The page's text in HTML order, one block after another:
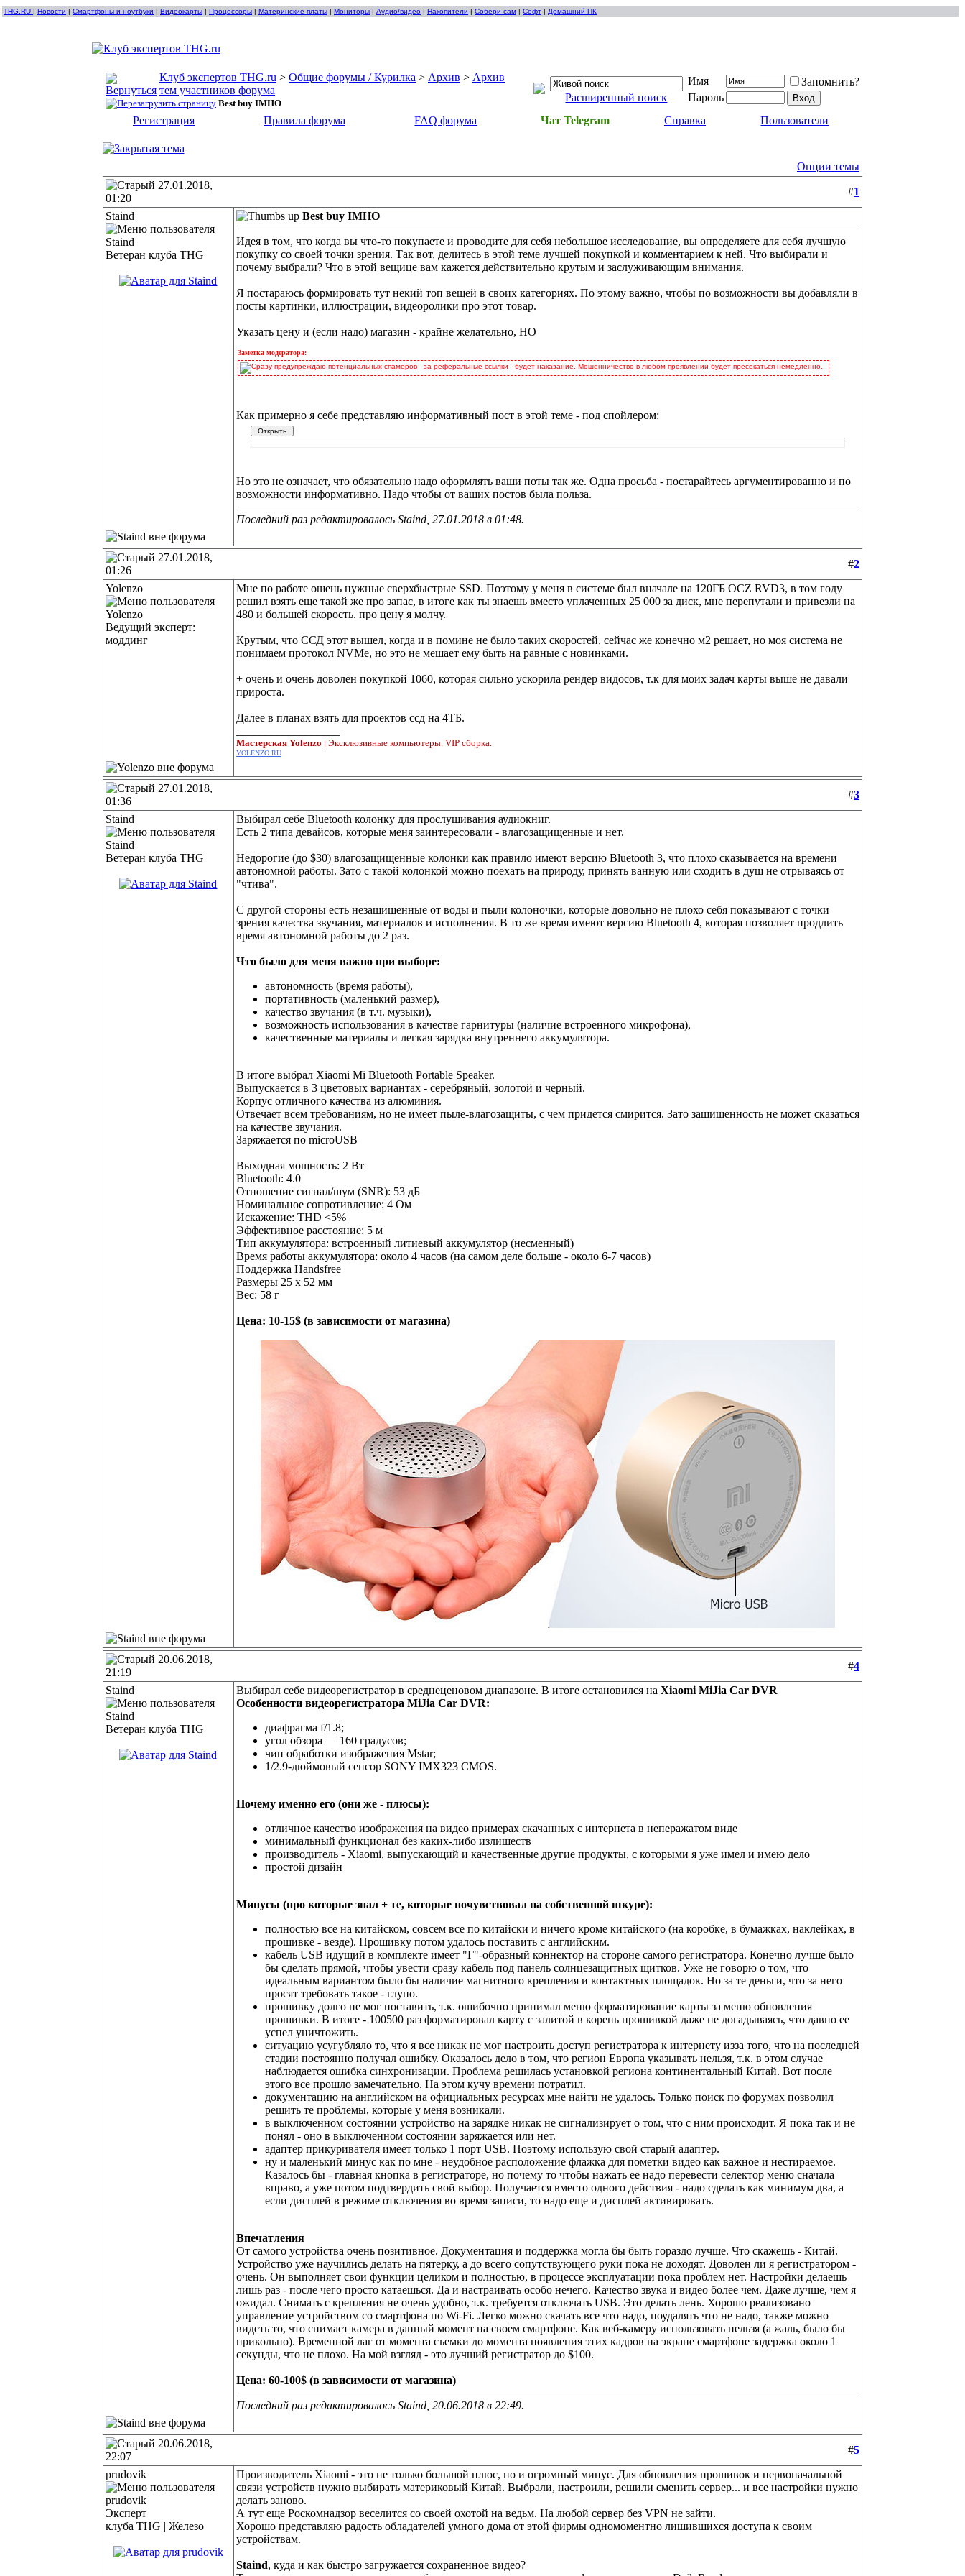
THG.RU | Новости | Смартфоны и ноутбуки | Видеокарты | Процессоры | Материнские платы | Мониторы | Аудио/видео | Накопители | Собери сам | Софт | Домашний ПК
Клуб экспертов THG.ru > Общие форумы / Курилка > Архив > Архив
тем участников форума
Best buy IMHO Расширенный поиск
Имя
Запомнить?
Пароль
Регистрация
Правила форума FAQ форума Чат Telegram Справка Пользователи
Опции темы
27.01.2018,
01:20
#1
Staind
Ветеран клуба THG
Best buy IMHO
Идея в том, что когда вы что-то покупаете и проводите для себя небольшое исследование, вы определяете для себя лучшую
покупку со своей точки зрения. Так вот, делитесь в этой теме лучшей покупкой и комментарием к ней. Что выбирали и
почему выбрали? Что в этой вещице вам кажется действительно крутым и заслуживающим внимания.
Я постараюсь формировать тут некий топ вещей в своих категориях. По этому важно, чтобы по возможности вы добавляли в
посты картинки, иллюстрации, видеоролики про этот товар.
Указать цену и (если надо) магазин - крайне желательно, НО
Заметка модератора:
Сразу предупреждаю потенциальных спамеров - за реферальные ссылки - будет наказание. Мошенничество в любом проявлении будет пресекаться немедленно.
Как примерно я себе представляю информативный пост в этой теме - под спойлером:
Но это не означает, что обязательно надо оформлять ваши поты так же. Одна просьба - постарайтесь аргументированно и по
возможности информативно. Надо чтобы от ваших постов была польза.
Последний раз редактировалось Staind, 27.01.2018 в 01:48.
27.01.2018,
01:26
#2
Yolenzo
Ведущий эксперт:
моддинг
Мне по работе ошень нужные сверхбыстрые SSD. Поэтому у меня в системе был вначале на 120ГБ OCZ RVD3, в том году
решил взять еще такой же про запас, в итоге как ты знаешь вместо уплаченных 25 000 за диск, мне перепутали и привезли на
480 и большей скорость. про цену я молчу.
Крутым, что ССД этот вышел, когда и в помине не было таких скоростей, сейчас же конечно м2 решает, но моя система не
понимаем протокол NVMe, но это не мешает ему быть на равные с новинками.
+ очень и очень доволен покупкой 1060, которая сильно ускорила рендер видосов, т.к для моих задач карты выше не давали
прироста.
Далее в планах взять для проектов ссд на 4ТБ.
Мастерская Yolenzo | Эксклюзивные компьютеры. VIP сборка.
YOLENZO.RU
27.01.2018,
01:36
#3
Staind
Ветеран клуба THG
Выбирал себе Bluetooth колонку для прослушивания аудиокниг.
Есть 2 типа девайсов, которые меня заинтересовали - влагозащищенные и нет.
Недорогие (до $30) влагозащищенные колонки как правило имеют версию Bluetooth 3, что плохо сказывается на времени
автономной работы. Зато с такой колонкой можно поехать на природу, принять ванную или сходить в душ не отрываясь от
"чтива".
С другой стороны есть незащищенные от воды и пыли колоночки, которые довольно не плохо себя показывают с точки
зрения качества звучания, материалов и исполнения. В то же время имеют версию Bluetooth 4, которая позволяет продлить
время автономной работы до 2 раз.
Что было для меня важно при выборе:
автономность (время работы),
портативность (маленький размер),
качество звучания (в т.ч. музыки),
возможность использования в качестве гарнитуры (наличие встроенного микрофона),
качественные материалы и легкая зарядка внутреннего аккумулятора.
В итоге выбрал Xiaomi Mi Bluetooth Portable Speaker.
Выпускается в 3 цветовых вариантах - серебряный, золотой и черный.
Корпус отличного качества из алюминия.
Отвечает всем требованиям, но не имеет пыле-влагозащиты, с чем придется смирится. Зато защищенность не может сказаться
на качестве звучания.
Заряжается по microUSB
Выходная мощность: 2 Вт
Bluetooth: 4.0
Отношение сигнал/шум (SNR): 53 дБ
Номинальное сопротивление: 4 Ом
Искажение: THD <5%
Эффективное расстояние: 5 м
Тип аккумулятора: встроенный литиевый аккумулятор (несменный)
Время работы аккумулятора: около 4 часов (на самом деле больше - около 6-7 часов)
Поддержка Handsfree
Размеры 25 x 52 мм
Вес: 58 г
Цена: 10-15$ (в зависимости от магазина)
20.06.2018,
21:19
#4
Staind
Ветеран клуба THG
Выбирал себе видеорегистратор в среднеценовом диапазоне. В итоге остановился на Xiaomi MiJia Car DVR
Особенности видеорегистратора MiJia Car DVR:
диафрагма f/1.8;
угол обзора — 160 градусов;
чип обработки изображения Mstar;
1/2.9-дюймовый сенсор SONY IMX323 CMOS.
Почему именно его (они же - плюсы):
отличное качество изображения на видео примерах скачанных с интернета в неперажатом виде
минимальный функционал без каких-либо излишеств
производитель - Xiaomi, выпускающий и качественные другие продукты, с которыми я уже имел и имею дело
простой дизайн
Минусы (про которые знал + те, которые почувствовал на собственной шкуре):
полностью все на китайском, совсем все по китайски и ничего кроме китайского (на коробке, в бумажках, наклейках, в
прошивке - везде). Прошивку потом удалось поставить с английским.
кабель USB идущий в комплекте имеет "Г"-образный коннектор на стороне самого регистратора. Конечно лучше было
бы сделать прямой, чтобы увести сразу кабель под панель солнцезащитных щитков. Уже не говорю о том, что
идеальным вариантом было бы наличие магнитного крепления и контактных площадок. Но за те деньги, что за него
просят требовать такое - глупо.
прошивку долго не мог поставить, т.к. ошибочно принимал меню форматирование карты за меню обновления
прошивки. В итоге - 100500 раз форматировал карту с залитой в корень прошивкой даже не догадываясь, что давно ее
успел уничтожить.
ситуацию усугубляло то, что я все никак не мог настроить доступ регистратора к интернету изза того, что на последней
стадии постоянно получал ошибку. Оказалось дело в том, что регион Европа указывать нельзя, т.к. в этом случае
наблюдается ошибка синхронизации. Проблема решилась установкой региона континентальный Китай. Вот после
этого все прошло замечательно. На этом кучу времени потратил.
документацию на английском на официальных ресурсах мне найти не удалось. Только поиск по форумах позволил
решить те проблемы, которые у меня возникали.
в выключенном состоянии устройство на зарядке никак не сигнализирует о том, что с ним происходит. Я пока так и не
понял - оно в выключенном состоянии заряжается или нет.
адаптер прикуривателя имеет только 1 порт USB. Поэтому использую свой старый адаптер.
ну и маленький минус как по мне - неудобное расположение флажка для пометки видео как важное и нестираемое.
Казалось бы - главная кнопка в регистраторе, но почему то чтобы нажать ее надо перевести селектор меню сначала
вправо, а уже потом подтвердить свой выбор. Получается вместо одного действия - надо сделать как минимум два, а
если дисплей в режиме отключения во время записи, то надо еще и дисплей активировать.
Впечатления
От самого устройства очень позитивное. Документация и поддержка могла бы быть гораздо лучше. Что скажешь - Китай.
Устройство уже научились делать на пятерку, а до всего сопутствующего руки пока не доходят. Доволен ли я регистратором -
очень. Он выполняет свои функции целиком и полностью, в процессе эксплуатации пока проблем нет. Настройки делаешь
лишь раз - после чего просто катаешься. Да и настраивать особо нечего. Качество звука и видео более чем. Даже лучше, чем я
ожидал. Снимать с крепления не очень удобно, т.к. требуется отключать USB. Это делать лень. Хорошо реализовано
управление устройством со смартфона по Wi-Fi. Легко можно скачать все что надо, поудалять что не надо, также можно
видеть то, что снимает камера в данный момент на своем смартфоне. Как веб-камеру использовать нельзя (а жаль, было бы
прикольно). Временной лаг от момента съемки до момента появления этих кадров на экране смартфоне задержка около 1
секунды, что не плохо. На мой взгляд - это лучший регистратор до $100.
Цена: 60-100$ (в зависимости от магазина)
Последний раз редактировалось Staind, 20.06.2018 в 22:49.
20.06.2018,
22:07
#5
prudovik
Эксперт
клуба THG | Железо
Производитель Xiaomi - это не только большой плюс, но и огромный минус. Для обновления прошивок и первоначальной
связи устройств нужно выбирать материковый Китай. Выбрали, настроили, решили сменить сервер... и все настройки нужно
делать заново.
А тут еще Роскомнадзор веселится со своей охотой на ведьм. На любой сервер без VPN не зайти.
Хорошо представляю радость обладателей умного дома от этой фирмы одномоментно лишившихся доступа к своим
устройствам.
Staind, куда и как быстро загружается сохраненное видео?